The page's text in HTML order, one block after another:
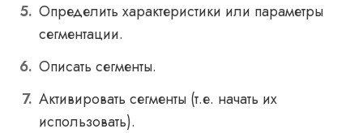
Определить характеристики или параметры
сегментации.
Описать сегменты.
Активировать сегменты (т.е. начать их
использовать).